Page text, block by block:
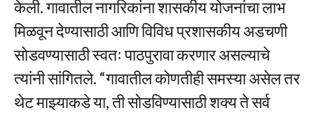
केली. गावातील नागरिकांना शासकीय योजनांचा लाभ
मिळवून देण्यासाठी आणि विविध प्रशासकीय अडचणी
सोडवण्यासाठी स्वतः पाठपुरावा करणार असल्याचे
त्यांनी सांगितले. “गावातील कोणतीही समस्या असेल तर
थेट माझ्याकडे या, ती सोडविण्यासाठी शक्य ते सर्व